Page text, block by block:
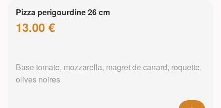
Pizza perigourdine 26 cm
13.00 €
Base tomate, mozzarella, magret de canard, roquette,
olives noires